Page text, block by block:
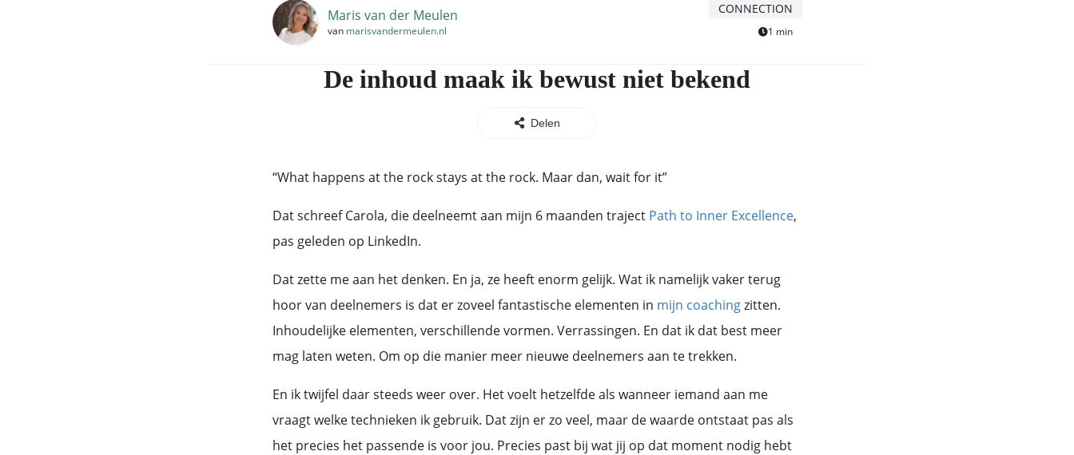
Maris van der Meulen
van marisvandermeulen.nl
CONNECTION
1 min
De inhoud maak ik bewust niet bekend
Delen
“What happens at the rock stays at the rock. Maar dan, wait for it”
Dat schreef Carola, die deelneemt aan mijn 6 maanden traject Path to Inner Excellence,
pas geleden op LinkedIn.
Dat zette me aan het denken. En ja, ze heeft enorm gelijk. Wat ik namelijk vaker terug
hoor van deelnemers is dat er zoveel fantastische elementen in mijn coachingzitten.
Inhoudelijke elementen, verschillende vormen. Verrassingen. En dat ik dat best meer
mag laten weten. Om op die manier meer nieuwe deelnemers aan te trekken.
En ik twijfel daar steeds weer over. Het voelt hetzelfde als wanneer iemand aan me
vraagt welke technieken ik gebruik. Dat zijn er zo veel, maar de waarde ontstaat pas als
het precies het passende is voor jou. Precies past bij wat jij op dat moment nodig hebt